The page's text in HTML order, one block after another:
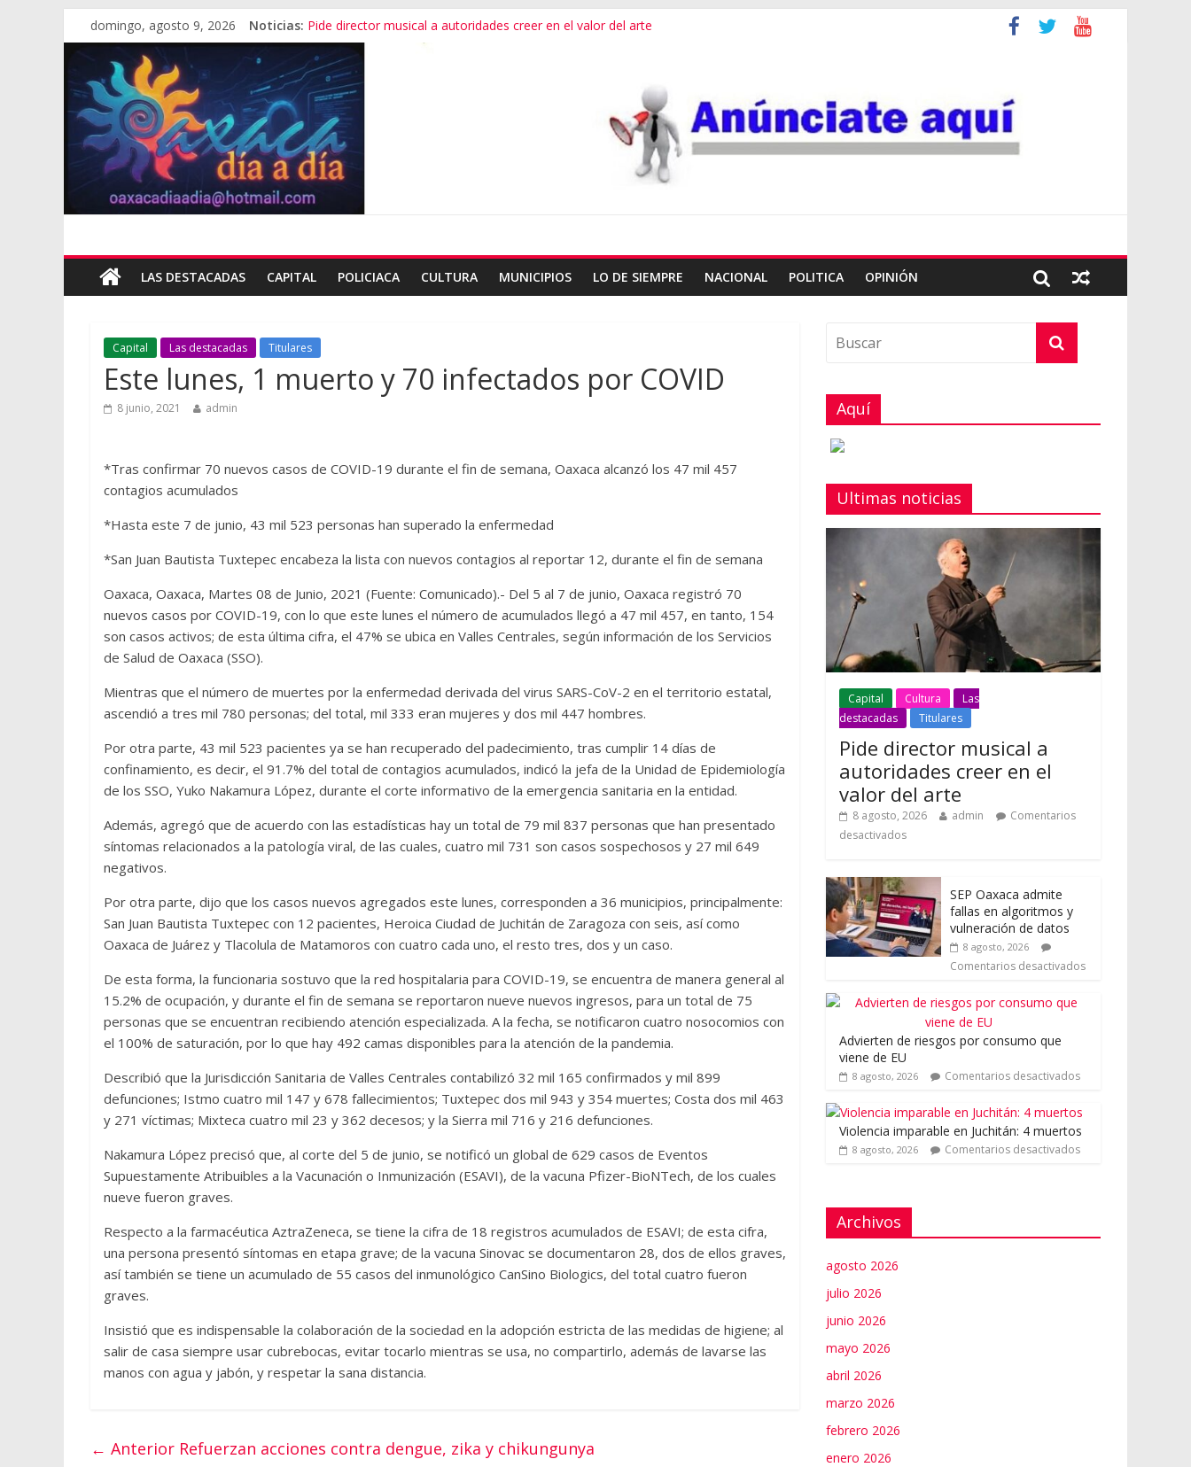
domingo, agosto 9, 2026 Noticias: Pide director musical a autoridades creer en el valor del arte
SEP Oaxaca admite fallas en algoritmos y vulneración de datos
Advierten de riesgos por consumo que viene de EU
Violencia imparable en Juchitán: 4 muertos
Cumple gobernador de Oaxaca con rehabilitación de carretera
LAS DESTACADAS CAPITAL POLICIACA CULTURA MUNICIPIOS LO DE SIEMPRE NACIONAL POLITICA OPINIÓN
Capital Las destacadas Titulares
Este lunes, 1 muerto y 70 infectados por COVID
8 junio, 2021 admin
*Tras confirmar 70 nuevos casos de COVID-19 durante el fin de semana, Oaxaca alcanzó los 47 mil 457
contagios acumulados
*Hasta este 7 de junio, 43 mil 523 personas han superado la enfermedad
*San Juan Bautista Tuxtepec encabeza la lista con nuevos contagios al reportar 12, durante el fin de semana
Oaxaca, Oaxaca, Martes 08 de Junio, 2021 (Fuente: Comunicado).- Del 5 al 7 de junio, Oaxaca registró 70
nuevos casos por COVID-19, con lo que este lunes el número de acumulados llegó a 47 mil 457, en tanto, 154
son casos activos; de esta última cifra, el 47% se ubica en Valles Centrales, según información de los Servicios
de Salud de Oaxaca (SSO).
Mientras que el número de muertes por la enfermedad derivada del virus SARS-CoV-2 en el territorio estatal,
ascendió a tres mil 780 personas; del total, mil 333 eran mujeres y dos mil 447 hombres.
Por otra parte, 43 mil 523 pacientes ya se han recuperado del padecimiento, tras cumplir 14 días de
confinamiento, es decir, el 91.7% del total de contagios acumulados, indicó la jefa de la Unidad de Epidemiología
de los SSO, Yuko Nakamura López, durante el corte informativo de la emergencia sanitaria en la entidad.
Además, agregó que de acuerdo con las estadísticas hay un total de 79 mil 837 personas que han presentado
síntomas relacionados a la patología viral, de las cuales, cuatro mil 731 son casos sospechosos y 27 mil 649
negativos.
Por otra parte, dijo que los casos nuevos agregados este lunes, corresponden a 36 municipios, principalmente:
San Juan Bautista Tuxtepec con 12 pacientes, Heroica Ciudad de Juchitán de Zaragoza con seis, así como
Oaxaca de Juárez y Tlacolula de Matamoros con cuatro cada uno, el resto tres, dos y un caso.
De esta forma, la funcionaria sostuvo que la red hospitalaria para COVID-19, se encuentra de manera general al
15.2% de ocupación, y durante el fin de semana se reportaron nueve nuevos ingresos, para un total de 75
personas que se encuentran recibiendo atención especializada. A la fecha, se notificaron cuatro nosocomios con
el 100% de saturación, por lo que hay 492 camas disponibles para la atención de la pandemia.
Describió que la Jurisdicción Sanitaria de Valles Centrales contabilizó 32 mil 165 confirmados y mil 899
defunciones; Istmo cuatro mil 147 y 678 fallecimientos; Tuxtepec dos mil 943 y 354 muertes; Costa dos mil 463
y 271 víctimas; Mixteca cuatro mil 23 y 362 decesos; y la Sierra mil 716 y 216 defunciones.
Nakamura López precisó que, al corte del 5 de junio, se notificó un global de 629 casos de Eventos
Supuestamente Atribuibles a la Vacunación o Inmunización (ESAVI), de la vacuna Pfizer-BioNTech, de los cuales
nueve fueron graves.
Respecto a la farmacéutica AztraZeneca, se tiene la cifra de 18 registros acumulados de ESAVI; de esta cifra,
una persona presentó síntomas en etapa grave; de la vacuna Sinovac se documentaron 28, dos de ellos graves,
así también se tiene un acumulado de 55 casos del inmunológico CanSino Biologics, del total cuatro fueron
graves.
Insistió que es indispensable la colaboración de la sociedad en la adopción estricta de las medidas de higiene; al
salir de casa siempre usar cubrebocas, evitar tocarlo mientras se usa, no compartirlo, además de lavarse las
manos con agua y jabón, y respetar la sana distancia.
← Anterior Refuerzan acciones contra dengue, zika y chikungunya
Aquí
Ultimas noticias
Capital Cultura
Las
destacadas
Titulares
Pide director musical a
autoridades creer en el
valor del arte
8 agosto, 2026 admin
Comentarios
desactivados
SEP Oaxaca admite
fallas en algoritmos y
vulneración de datos
8 agosto, 2026
Comentarios desactivados
Advierten de riesgos por consumo que
viene de EU
8 agosto, 2026 Comentarios desactivados
Violencia imparable en Juchitán: 4 muertos
8 agosto, 2026 Comentarios desactivados
Archivos
agosto 2026
julio 2026
junio 2026
mayo 2026
abril 2026
marzo 2026
febrero 2026
enero 2026